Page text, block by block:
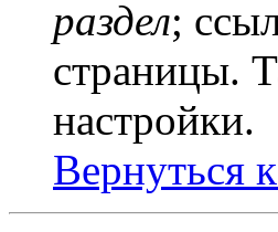
раздел;
страницы.
настройки.
Вернуться